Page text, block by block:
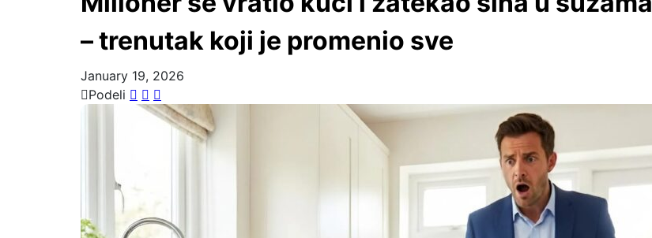
– trenutak koji je promenio sve
January 19, 2026
Podeli